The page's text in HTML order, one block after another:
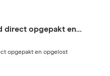
direct opgepakt en…
opgepakt en opgelost